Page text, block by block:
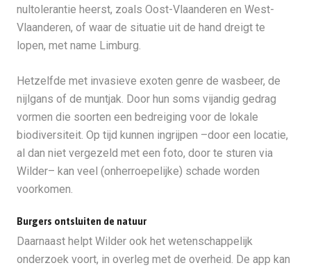
nultolerantie heerst, zoals Oost-Vlaanderen en West-
Vlaanderen, of waar de situatie uit de hand dreigt te
lopen, met name Limburg.
Hetzelfde met invasieve exoten genre de wasbeer, de
nijlgans of de muntjak. Door hun soms vijandig gedrag
vormen die soorten een bedreiging voor de lokale
biodiversiteit. Op tijd kunnen ingrijpen –door een locatie,
al dan niet vergezeld met een foto, door te sturen via
Wilder– kan veel (onherroepelijke) schade worden
voorkomen.
Burgers ontsluiten de natuur
Daarnaast helpt Wilder ook het wetenschappelijk
onderzoek voort, in overleg met de overheid. De app kan